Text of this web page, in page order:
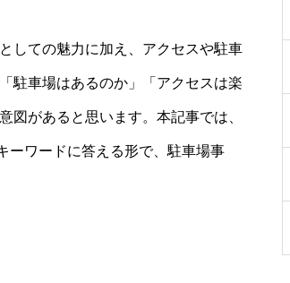
しての魅力に加え、アクセスや駐車
駐車場はあるのか」「アクセスは楽
図があると思います。本記事では、
ーワードに答える形で、駐車場事